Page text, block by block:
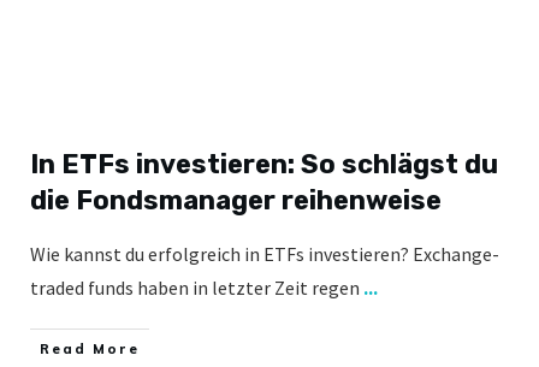
In ETFs investieren: So schlägst du
die Fondsmanager reihenweise
Wie kannst du erfolgreich in ETFs investieren? Exchange-
traded funds haben in letzter Zeit regen ...
​Read More